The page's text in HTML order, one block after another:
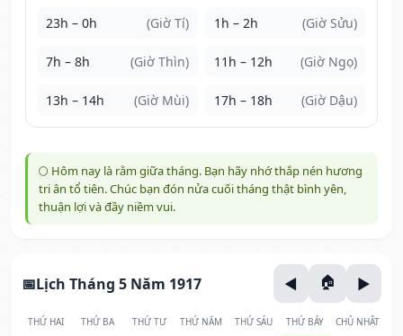
23h – 0h (Giờ Tí) 1h – 2h (Giờ Sửu)
7h – 8h (Giờ Thìn) 11h – 12h (Giờ Ngọ)
13h – 14h (Giờ Mùi) 17h – 18h (Giờ Dậu)
🌕 Hôm nay là rằm giữa tháng. Bạn hãy nhớ thắp nén hương
tri ân tổ tiên. Chúc bạn đón nửa cuối tháng thật bình yên,
thuận lợi và đầy niềm vui.
Lịch Tháng 5 Năm 1917
THỨ HAI THỨ BA THỨ TƯ THỨ NĂM THỨ SÁU THỨ BẢY CHỦ NHẬT